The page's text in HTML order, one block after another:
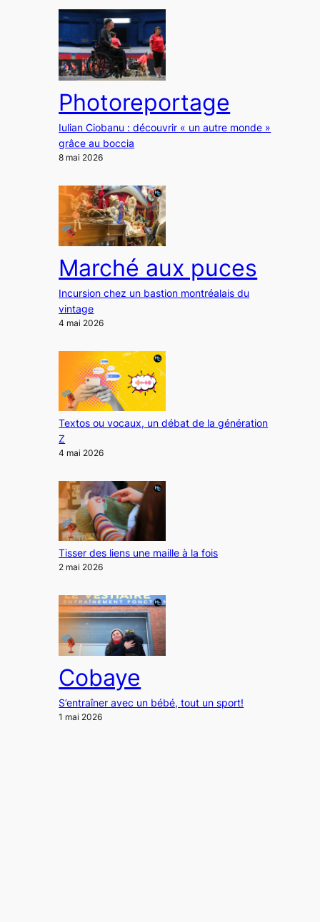
Photoreportage
Iulian Ciobanu : découvrir « un autre monde »
grâce au boccia
8 mai 2026
Marché aux puces
Incursion chez un bastion montréalais du
vintage
4 mai 2026
Textos ou vocaux, un débat de la génération
Z
4 mai 2026
Tisser des liens une maille à la fois
2 mai 2026
Cobaye
S’entraîner avec un bébé, tout un sport!
1 mai 2026